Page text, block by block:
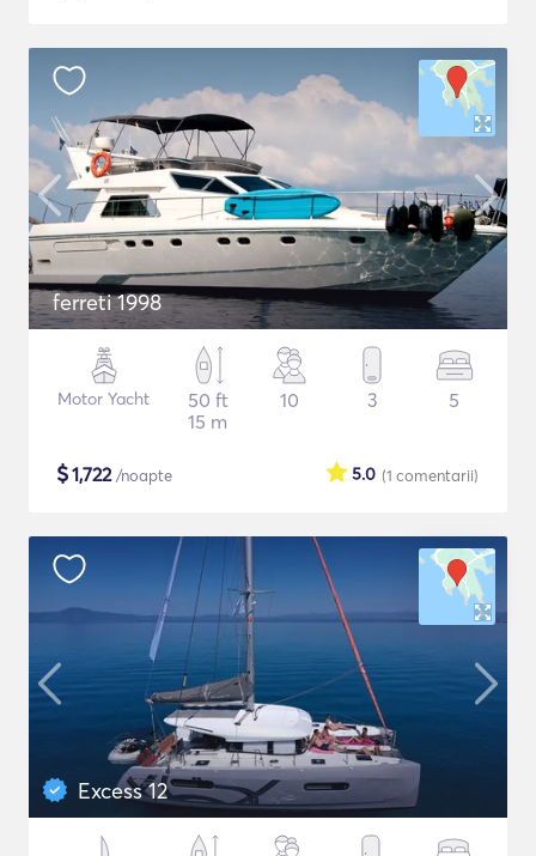
ferreti 1998
Motor Yacht
50 ft
15 m
10 3 5
$1,722/noapte (1 comentarii)
5.0
Excess 12